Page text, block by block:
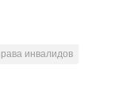
инвалидов